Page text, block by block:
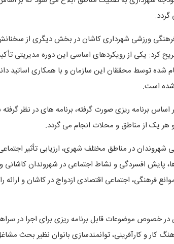
ورزشی شهرداری کاشان در بخش دیگری از
کرد: یکی از رویکردهای اساسی این دوره مدیریتی
شده توسط محققان این سازمان و با همکاری اساتید
است.
اساس برنامه ریزی صورت گرفته، برنامه های در نظر
هر یک از مناطق و محلات انجام می گردد.
در مناطق مختلف شهری، ارزیابی تأثیر
پایش افسردگی و نشاط اجتماعی در شهروندان کاشانی
فرهنگی، اجتماعی اقتصادی ازدواج در کاشان و
در خصوص موضوعات قابل برنامه ریزی برای اجرا در
کار و کارآفرینی، توانمندسازی بانوان نظیر بحث